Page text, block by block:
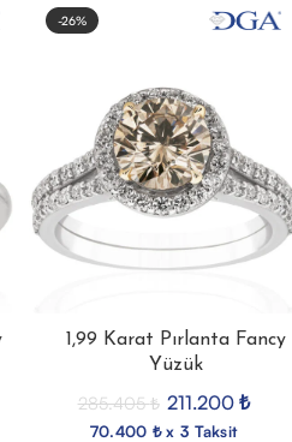
-26%
1,99 Karat Pırlanta Fancy
Yüzük
285.405₺ 211.200 ₺
70.400 ₺ x 3 Taksit